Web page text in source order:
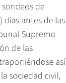
de
antes de las
Supremo
de las
así
sociedad civil,